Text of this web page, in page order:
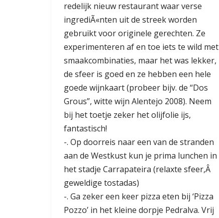
redelijk nieuw restaurant waar verse
ingrediÃ«nten uit de streek worden
gebruikt voor originele gerechten. Ze
experimenteren af en toe iets te wild met
smaakcombinaties, maar het was lekker,
de sfeer is goed en ze hebben een hele
goede wijnkaart (probeer bijv. de “Dos
Grous”, witte wijn Alentejo 2008). Neem
bij het toetje zeker het olijfolie ijs,
fantastisch!
-. Op doorreis naar een van de stranden
aan de Westkust kun je prima lunchen in
het stadje Carrapateira (relaxte sfeer,Â
geweldige tostadas)
-. Ga zeker een keer pizza eten bij ‘Pizza
Pozzo’ in het kleine dorpje Pedralva. Vrij